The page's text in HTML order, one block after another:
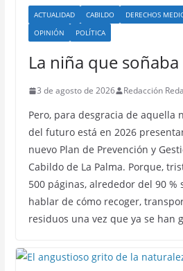
ACTUALIDAD CABILDO DERECHOS
OPINIÓN
POLÍTICA
La niña que
3 de agosto de 2026 Redacción
Pero, para desgracia de aquella
del futuro está en 2026
nuevo Plan de Prevención y
Cabildo de La Palma. Porque,
500 páginas, alrededor del 90 %
hablar de cómo recoger,
residuos una vez que ya se han